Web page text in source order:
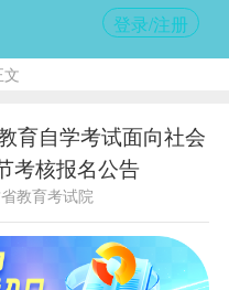
登录/注册
文
育自学考试面向社会
考核报名公告
教育考试院